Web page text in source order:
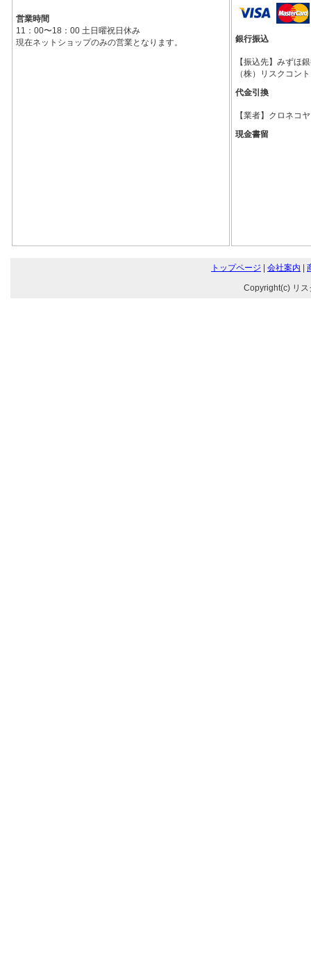
営業時間
11：00〜18：00 土日曜祝日休み
現在ネットショップのみの営業となります。
銀行振込
【振込先】みずほ
（株）リスクコン
代金引換
【業者】クロネコ
現金書留
トップページ | 会社案内 |
Copyright(c) リ